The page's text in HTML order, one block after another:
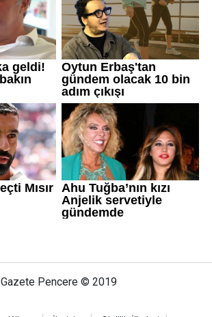
Gazete Pencere © 2019